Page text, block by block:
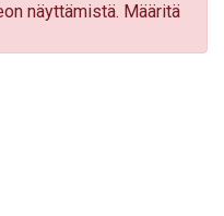
näyttämistä. Määritä